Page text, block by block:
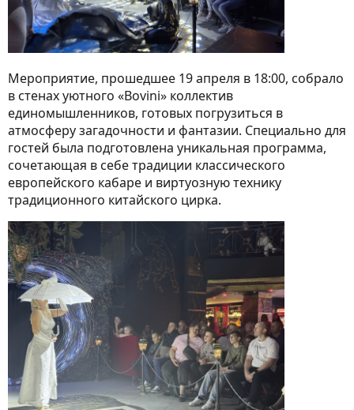
Мероприятие, прошедшее 19 апреля в 18:00, собрало
в стенах уютного «Bovini» коллектив
единомышленников, готовых погрузиться в
атмосферу загадочности и фантазии. Специально для
гостей была подготовлена уникальная программа,
сочетающая в себе традиции классического
европейского кабаре и виртуозную технику
традиционного китайского цирка.